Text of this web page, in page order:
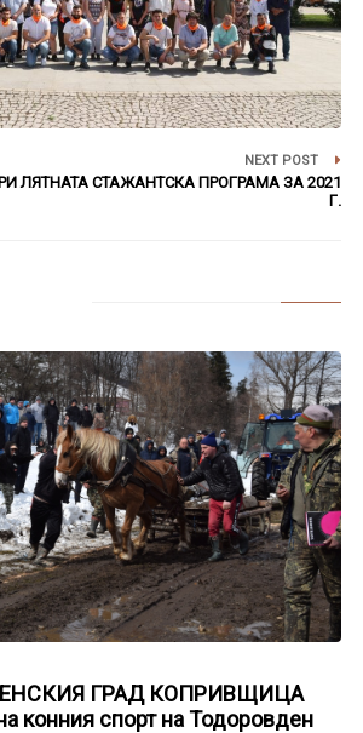
NEXT POST
ЛЯТНАТА СТАЖАНТСКА ПРОГРАМА ЗА 2021
Г.
ГРАД КОПРИВЩИЦА
конния спорт на Тодоровден